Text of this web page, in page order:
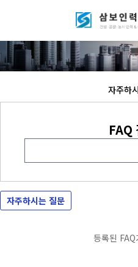
자주하
FAQ
자주하시는 질문
등록된